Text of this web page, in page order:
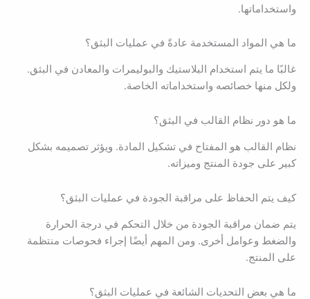
واستخداماتها.
ما هي المواد المستخدمة عادةً في عمليات البثق؟
غالبًا ما يتم استخدام البلاستيك والبوليمرات والمعادن في البثق.
ولكل منها خصائصه واستخداماته الخاصة.
ما هو دور نظام القالب في البثق؟
نظام القالب هو المفتاح في تشكيل المادة. ويؤثر تصميمه بشكل
كبير على جودة المنتج وميزاته.
كيف يتم الحفاظ على مراقبة الجودة في عمليات البثق؟
يتم ضمان مراقبة الجودة من خلال التحكم في درجة الحرارة
والضغط وعوامل أخرى. ومن المهم أيضًا إجراء فحوصات منتظمة
على المنتج.
ما هي بعض التحديات الشائعة في عمليات البثق؟